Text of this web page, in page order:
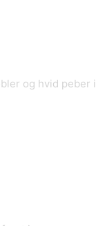
og hvid peber i